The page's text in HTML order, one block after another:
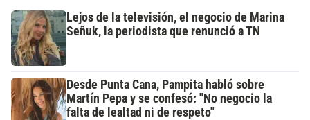
Lejos de la televisión, el negocio de Marina
Señuk, la periodista que renunció a TN
Desde Punta Cana, Pampita habló sobre
Martín Pepa y se confesó: "No negocio la
falta de lealtad ni de respeto"